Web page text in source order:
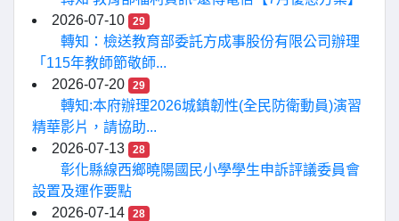
2026-07-10
29
轉知：檢送教育部委託方成事股份有限公司辦理
「115年教師節敬師...
2026-07-20
29
轉知:本府辦理2026城鎮韌性(全民防衛動員)演習
精華影片，請協助...
2026-07-13
28
彰化縣線西鄉曉陽國民小學學生申訴評議委員會
設置及運作要點
2026-07-14
28